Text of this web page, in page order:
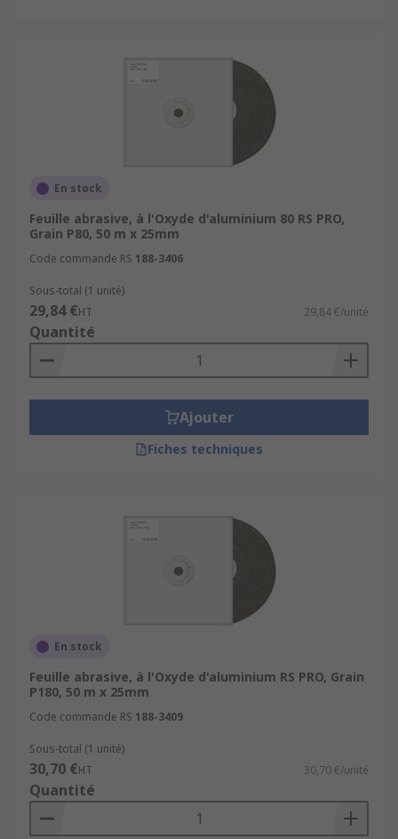
En stock
Feuille abrasive, à l'Oxyde d'aluminium 80 RS PRO,
Grain P80, 50 m x 25mm
Code commande RS 188-3406
Sous-total (1 unité)
29,84 €HT 29,84 €/unité
Quantité
Ajouter
Fiches techniques
En stock
Feuille abrasive, à l'Oxyde d'aluminium RS PRO, Grain
P180, 50 m x 25mm
Code commande RS 188-3409
Sous-total (1 unité)
30,70 €HT 30,70 €/unité
Quantité